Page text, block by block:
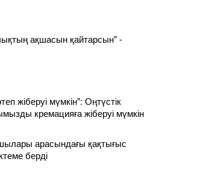
ақшасын қайтарсын" -
жіберуі мүмкін": Оңтүстік
кремацияға жіберуі мүмкін
арасындағы қақтығыс
берді